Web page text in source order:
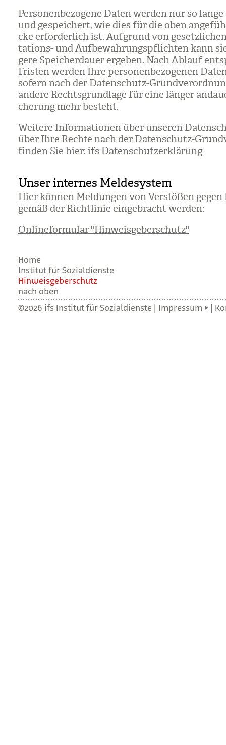
Per­so­nen­be­zo­gene Daten wer­den nur so
und gespei­chert, wie dies für die oben
cke erfor­der­lich ist. Auf­grund von
ta­ti­ons- und Auf­be­wah­rungs­pflich­ten kann
gere Spei­cher­dauer erge­ben. Nach Ablauf
Fris­ten wer­den Ihre per­so­nen­be­zo­ge­nen
sofern nach der Daten­schutz-
andere Rechts­grund­lage für eine län­ger
che­rung mehr besteht.
Wei­tere Infor­ma­tio­nen über unse­ren
über Ihre Rechte nach der Daten­schutz-
fin­den Sie hier:ifs Datenschutzerklärung
Unser internes Meldesystem
Hier kön­nen Mel­dun­gen von Ver­stö­ßen gegen
gemäß der Richt­li­nie ein­ge­bracht wer­den:
Onlineformular "Hinweisgeberschutz"
Home
Institut für Sozialdienste
Hin­weis­ge­ber­schutz
nach oben
©2026 ifs Institut für Sozialdienste | Impressum